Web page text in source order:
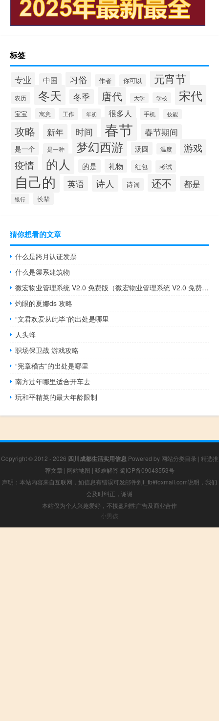
标签
专业 中国 习俗 作者 你可以 元宵节
农历 冬天 冬季 唐代 大学 学校 宋代
宝宝 寓意 工作 年初 很多人 手机 技能
攻略 新年 时间 春节 春节期间
是一个 是一种 梦幻西游 汤圆 温度 游戏
疫情 的人 的是 礼物 红包 考试
自己的 英语 诗人 诗词 还不 都是
银行 长辈
猜你想看的文章
什么是跨月认证发票
什么是渠系建筑物
微宏物业管理系统 V2.0 免费版（微宏物业管理系统 V2.0 免费版功能简介）
灼眼的夏娜ds 攻略
“文君欢爱从此毕”的出处是哪里
人头蜂
职场保卫战 游戏攻略
“宪章稽古”的出处是哪里
南方过年哪里适合开车去
玩和平精英的最大年龄限制
Copyright © 2012 - 2026 四川成都生活实用信息 Powered by 网站分类目录 | 精选推
荐文章 | 网站地图 | 疑难解答 蜀ICP备09043553号
声明：本站内容来自互联网，如信息有错误可发邮件到f_fb#foxmail.com说明，我们
会及时纠正，谢谢
本站仅为个人兴趣爱好，不接盈利性广告及商业合作
小男孩